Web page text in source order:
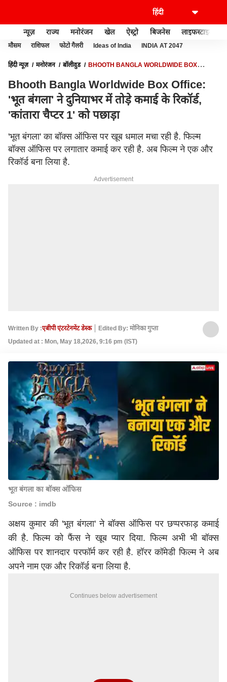
न्यूज़ राज्य मनोरंजन खेल ऐस्ट्रो बिजनेस लाइफस्टाइल
मौसम राशिफल फोटो गैलरी Ideas of India INDIA AT 2047
हिंदी न्यूज़ मनोरंजन बॉलीवुड
BHOOTH BANGLA WORLDWIDE BOX
Bhooth Bangla Worldwide Box Office:
'भूत बंगला' ने दुनियाभर में तोड़े कमाई के रिकॉर्ड,
'कांतारा चैप्टर 1' को पछाड़ा
'भूत बंगला' का बॉक्स ऑफिस पर खूब धमाल मचा रही है. फिल्म
बॉक्स ऑफिस पर लगातार कमाई कर रही है. अब फिल्म ने एक और
रिकॉर्ड बना लिया है.
Advertisement
Written By :एबीपी एंटरटेनमेंट डेस्क
Edited By: मोनिका गुप्ता
Updated at : Mon, May 18,2026, 9:16 pm (IST)
भूत बंगला का बॉक्स ऑफिस
Source : imdb
अक्षय कुमार की 'भूत बंगला' ने बॉक्स ऑफिस पर छप्परफाड़ कमाई
की है. फिल्म को फैंस ने खूब प्यार दिया. फिल्म अभी भी बॉक्स
ऑफिस पर शानदार परफॉर्म कर रही है. हॉरर कॉमेडी फिल्म ने अब
अपने नाम एक और रिकॉर्ड बना लिया है.
Continues below advertisement